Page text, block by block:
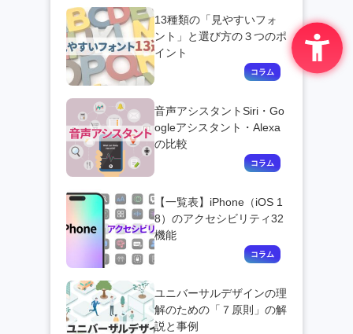
13種類の「見やすいフォ
ント」と選び方の３つのポ
イント
音声アシスタントSiri・Go
ogleアシスタント・Alexa
の比較
【一覧表】iPhone（iOS 1
8）のアクセシビリティ32
機能
ユニバーサルデザインの理
解のための「７原則」の解
説と事例